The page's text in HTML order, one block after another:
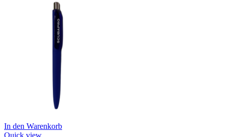
In den Warenkorb
Quick view